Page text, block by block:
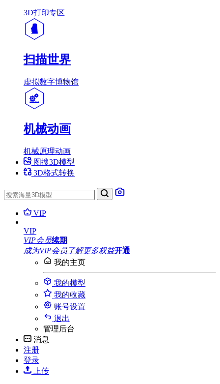
3D打印专区
扫描世界
虚拟数字博物馆
机械动画
机械原理动画
图搜3D模型
3D格式转换
VIP
VIP
VIP会员续期
成为VIP会员 了解更多权益开通
我的主页
我的模型
我的收藏
账号设置
退出
管理后台
消息
注册
登录
上传